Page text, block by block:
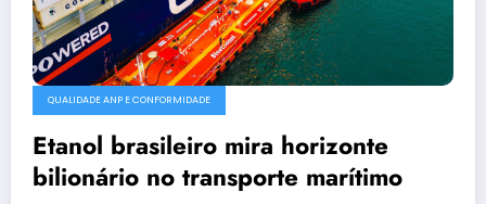
QUALIDADE ANP E CONFORMIDADE
Etanol brasileiro mira horizonte
bilionário no transporte marítimo